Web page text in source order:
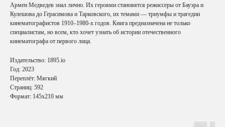
Армен Медведев знал лично. Их героями становятся режиссеры от Бауэра и
Кулешова до Герасимова и Тарковского, их темами — триумфы и трагедии
кинематографистов 1910–1980-х годов. Книга предназначена не только
специалистам, но всем, кто хочет узнать об истории отечественного
кинематографа от первого лица.
Издательство: 1895.io
Год: 2023
Переплёт: Мягкий
Страниц: 592
Формат: 145х210 мм